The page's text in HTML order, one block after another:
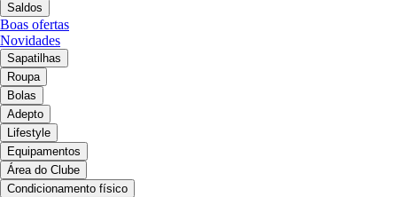
Saldos
Boas ofertas
Novidades
Sapatilhas
Roupa
Bolas
Adepto
Lifestyle
Equipamentos
Área do Clube
Condicionamento físico